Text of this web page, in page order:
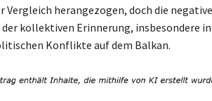
Vergleich herangezogen, doch die
kollektiven Erinnerung, insbesondere in
Konflikte auf dem Balkan.